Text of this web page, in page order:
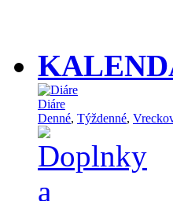
Diáre
Denné, Týždenné,